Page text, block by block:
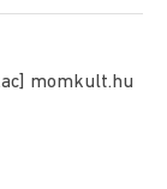
momkult.hu